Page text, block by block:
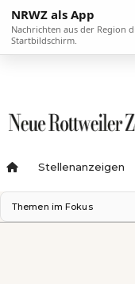
NRWZ als App
Nachrichten aus der Region
Startbildschirm.
Stellenanzeigen
Themen im Fokus